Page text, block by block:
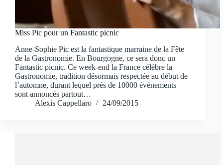
Miss Pic pour un Fantastic picnic
Anne-Sophie Pic est la fantastique marraine de la Fête
de la Gastronomie. En Bourgogne, ce sera donc un
Fantastic picnic. Ce week-end la France célèbre la
Gastronomie, tradition désormais respectée au début de
l’automne, durant lequel près de 10000 événements
sont annoncés partout…
Alexis Cappellaro
24/09/2015